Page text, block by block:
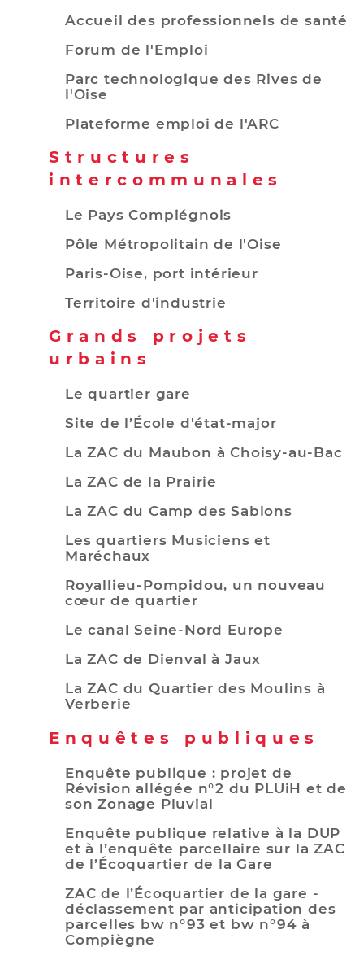
Accueil des professionnels de santé
Forum de l'Emploi
Parc technologique des Rives de
l'Oise
Plateforme emploi de l'ARC
Structures
intercommunales
Le Pays Compiégnois
Pôle Métropolitain de l'Oise
Paris-Oise, port intérieur
Territoire d'industrie
Grands projets
urbains
Le quartier gare
Site de l’École d'état-major
La ZAC du Maubon à Choisy-au-Bac
La ZAC de la Prairie
La ZAC du Camp des Sablons
Les quartiers Musiciens et
Maréchaux
Royallieu-Pompidou, un nouveau
cœur de quartier
Le canal Seine-Nord Europe
La ZAC de Dienval à Jaux
La ZAC du Quartier des Moulins à
Verberie
Enquêtes publiques
Enquête publique : projet de
Révision allégée n°2 du PLUiH et de
son Zonage Pluvial
Enquête publique relative à la DUP
et à l’enquête parcellaire sur la ZAC
de l’Écoquartier de la Gare
ZAC de l’Écoquartier de la gare -
déclassement par anticipation des
parcelles bw n°93 et bw n°94 à
Compiègne